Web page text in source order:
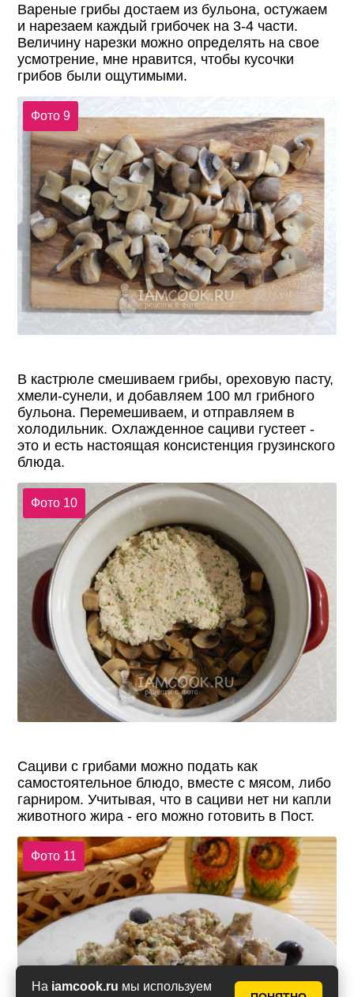
На iamcook.ru мы используем
Вареные грибы достаем из бульона, остужаем
и нарезаем каждый грибочек на 3-4 части.
Величину нарезки можно определять на свое
усмотрение, мне нравится, чтобы кусочки
грибов были ощутимыми.
Фото 9
В кастрюле смешиваем грибы, ореховую пасту,
хмели-сунели, и добавляем 100 мл грибного
бульона. Перемешиваем, и отправляем в
холодильник. Охлажденное сациви густеет -
это и есть настоящая консистенция грузинского
блюда.
Фото 10
Сациви с грибами можно подать как
самостоятельное блюдо, вместе с мясом, либо
гарниром. Учитывая, что в сациви нет ни капли
животного жира - его можно готовить в Пост.
Фото 11